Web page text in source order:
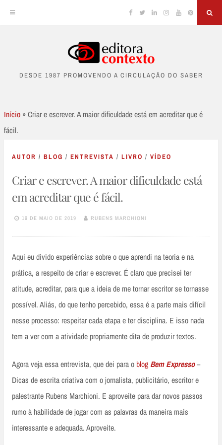
content
Facebook
TwitterLinkedinInstagram
YouTubePinterest
DESDE 1987 PROMOVENDO A CIRCULAÇÃO DO SABER
Início »Criar e escrever. A maior dificuldade está em acreditar que é
fácil.
AUTOR / BLOG / ENTREVISTA / LIVRO / VÍDEO
Criar e escrever. A maior dificuldade está
em acreditar que é fácil.
19 DE MAIO DE 2019 RUBENS MARCHIONI
Aqui eu divido experiências sobre o que aprendi na teoria e na
prática, a respeito de criar e escrever. É claro que precisei ter
atitude, acreditar, para que a ideia de me tornar escritor se tornasse
possível. Aliás, do que tenho percebido, essa é a parte mais difícil
nesse processo: respeitar cada etapa e ter disciplina. E isso nada
tem a ver com a atividade propriamente dita de produzir textos.
Agora veja essa entrevista, que dei para o blog Bem Expresso–
Dicas de escrita criativa com o jornalista, publicitário, escritor e
palestrante Rubens Marchioni. E aproveite para dar novos passos
rumo à habilidade de jogar com as palavras da maneira mais
interessante e adequada. Aproveite.